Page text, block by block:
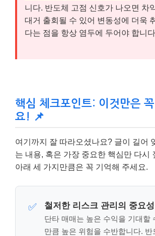
니다. 반도체 고점 신호가 나오면 차
대거 출회될 수 있어 변동성에 더욱
다는 점을 항상 염두에 두어야 합니
핵심 체크포인트: 이것만은 꼭
요! 📌
여기까지 잘 따라오셨나요? 글이 길어
는 내용, 혹은 가장 중요한 핵심만 다시
아래 세 가지만큼은 꼭 기억해 주세요.
✅ 철저한 리스크 관리의 중요성
단타 매매는 높은 수익을 기대할
만큼 높은 위험을 수반합니다. 반